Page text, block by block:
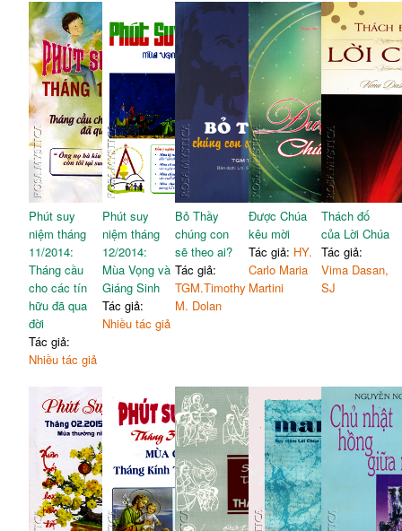
Phút suy
niệm tháng
11/2014:
Tháng cầu
cho các tín
hữu đã qua
đời
Tác giả:
Nhiều tác giả
Phút suy
niệm tháng
12/2014:
Mùa Vọng và
Giáng Sinh
Tác giả:
Nhiều tác giả
Bỏ Thầy
chúng con
sẽ theo ai?
Tác giả:
TGM.Timothy
M. Dolan
Được Chúa
kêu mời
Tác giả: HY.
Carlo Maria
Martini
Thách đố
của Lời Chúa
Tác giả:
Vima Dasan,
SJ